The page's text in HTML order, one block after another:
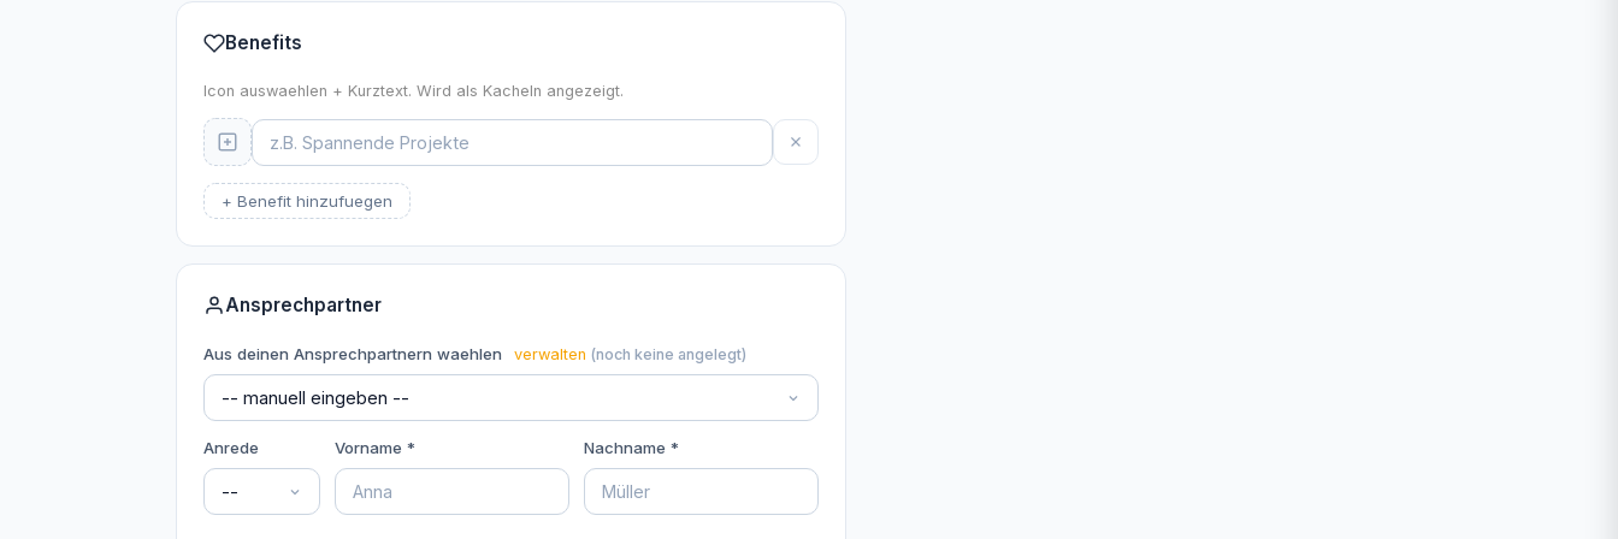
Benefits
Icon auswaehlen + Kurztext. Wird als Kacheln angezeigt.
+ Benefit hinzufuegen
Ansprechpartner
Aus deinen Ansprechpartnern waehlen verwalten (noch keine angelegt)
Anrede Vorname * Nachname *